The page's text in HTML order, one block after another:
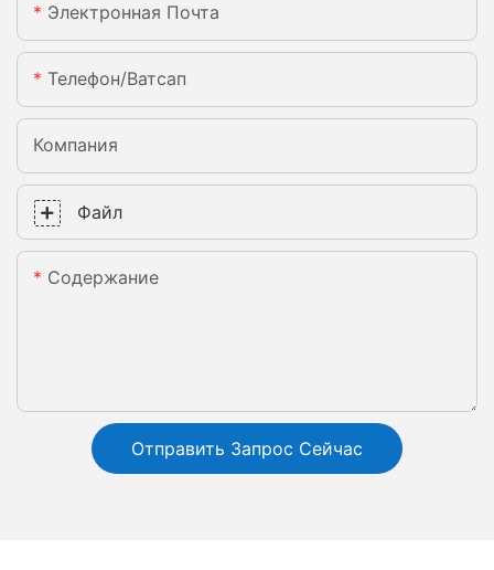
Электронная Почта
Телефон/ватсап
Компания
Файл
Содержание
Отправить Запрос Сейчас